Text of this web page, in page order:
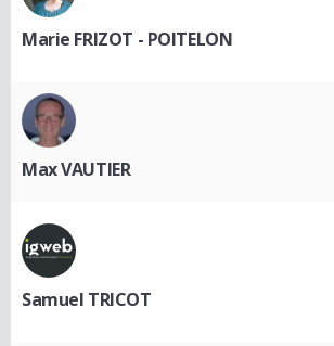
Marie FRIZOT - POITELON
Max VAUTIER
Samuel TRICOT